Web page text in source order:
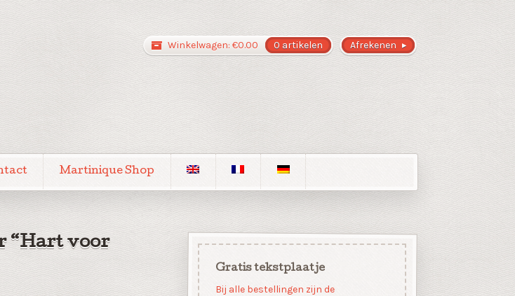
Afrekenen
Winkelwagen: €0.00 0 artikelen
Martinique Shop
“Hart voor
Gratis tekstplaatje
Bij alle bestellingen zijn de